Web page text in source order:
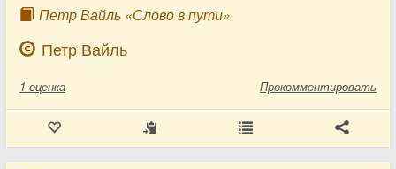
Петр Вайль «Слово в пути»
Петр Вайль
1 оценка Прокомментировать